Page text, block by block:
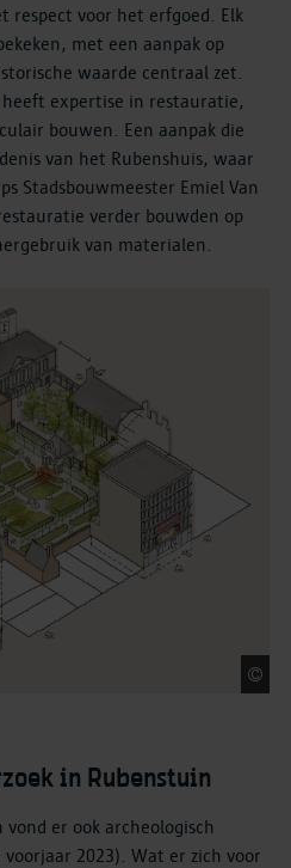
voor het erfgoed. Elk
met een aanpak op
waarde centraal zet.
expertise in restauratie,
bouwen. Een aanpak die
van het Rubenshuis, waar
Stadsbouwmeester Emiel Van
verder bouwden op
van materialen.
in Rubenstuin
er ook archeologisch
2023). Wat er zich voor